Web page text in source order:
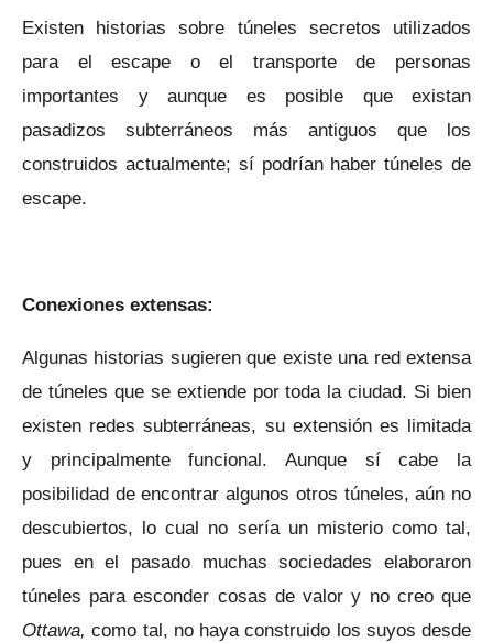
Existen historias sobre túneles secretos utilizados
para el escape o el transporte de personas
importantes y aunque es posible que existan
pasadizos subterráneos más antiguos que los
construidos actualmente; sí podrían haber túneles de
escape.
Conexiones extensas:
Algunas historias sugieren que existe una red extensa
de túneles que se extiende por toda la ciudad. Si bien
existen redes subterráneas, su extensión es limitada
y principalmente funcional. Aunque sí cabe la
posibilidad de encontrar algunos otros túneles, aún no
descubiertos, lo cual no sería un misterio como tal,
pues en el pasado muchas sociedades elaboraron
túneles para esconder cosas de valor y no creo que
Ottawa, como tal, no haya construido los suyos desde